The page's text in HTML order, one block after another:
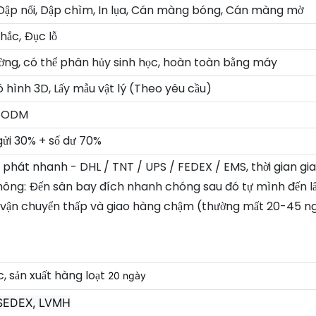
nổi, Dập chìm, In lụa, Cán màng bóng, Cán màng mờ
Đục lỗ
có thể phân hủy sinh học, hoàn toàn bằng máy
hình 3D, Lấy mẫu vật lý (Theo yêu cầu)
30% + số dư 70%
phát nhanh - DHL / TNT / UPS / FEDEX / EMS, thời gian
Đến sân bay đích nhanh chóng sau đó tự mình đến
chuyển thấp và giao hàng chậm (thường mất 20-45
sản xuất hàng loạt 20 ngày
LVMH